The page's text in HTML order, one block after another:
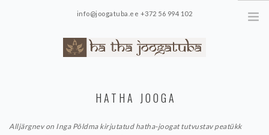
info@joogatuba.ee +372 56 994 102
Loode 14-11, Tallinn
GALERII
TUNNIPLAAN
HATHA JOOGA
Alljärgnev on Inga Põldma kirjutatud hatha-joogat tutvustav peatükk